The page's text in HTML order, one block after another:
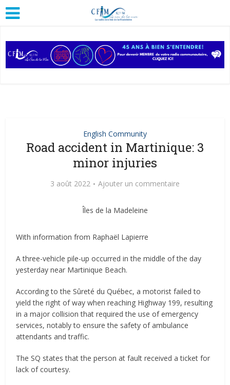
English Community
Road accident in Martinique: 3
minor injuries
3 août 2022 Ajouter un commentaire
Îles de la Madeleine
With information from Raphaël Lapierre
A three-vehicle pile-up occurred in the middle of the day
yesterday near Martinique Beach.
According to the Sûreté du Québec, a motorist failed to
yield the right of way when reaching Highway 199, resulting
in a major collision that required the use of emergency
services, notably to ensure the safety of ambulance
attendants and traffic.
The SQ states that the person at fault received a ticket for
lack of courtesy.